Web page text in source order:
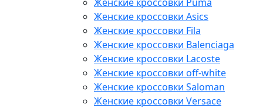
Женские кроссовки Asics
Женские кроссовки Fila
Женские кроссовки Balenciaga
Женские кроссовки Lacoste
Женские кроссовки off-white
Женские кроссовки Saloman
Женские кроссовки Versace